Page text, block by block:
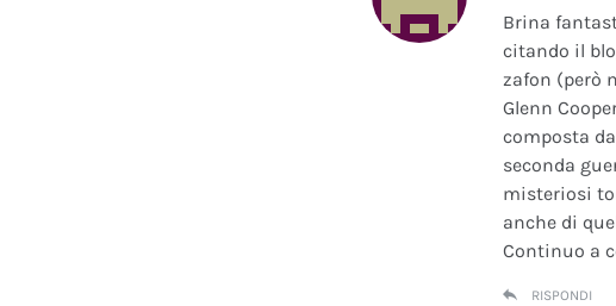
Brina
citando il
zafon (però
Glenn
composta
seconda
misteriosi
anche di
Continuo a
RISPONDI